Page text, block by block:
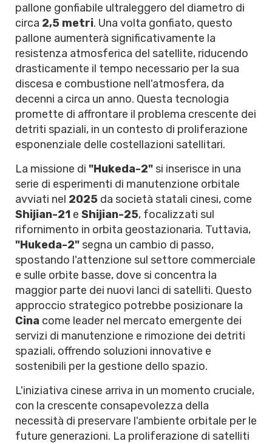
pallone gonfiabile ultraleggero del diametro di
circa 2,5 metri. Una volta gonfiato, questo
pallone aumenterà significativamente la
resistenza atmosferica del satellite, riducendo
drasticamente il tempo necessario per la sua
discesa e combustione nell'atmosfera, da
decenni a circa un anno. Questa tecnologia
promette di affrontare il problema crescente dei
detriti spaziali, in un contesto di proliferazione
esponenziale delle costellazioni satellitari.
La missione di "Hukeda-2" si inserisce in una
serie di esperimenti di manutenzione orbitale
avviati nel 2025 da società statali cinesi, come
Shijian-21 e Shijian-25, focalizzati sul
rifornimento in orbita geostazionaria. Tuttavia,
"Hukeda-2" segna un cambio di passo,
spostando l'attenzione sul settore commerciale
e sulle orbite basse, dove si concentra la
maggior parte dei nuovi lanci di satelliti. Questo
approccio strategico potrebbe posizionare la
Cina come leader nel mercato emergente dei
servizi di manutenzione e rimozione dei detriti
spaziali, offrendo soluzioni innovative e
sostenibili per la gestione dello spazio.
L'iniziativa cinese arriva in un momento cruciale,
con la crescente consapevolezza della
necessità di preservare l'ambiente orbitale per le
future generazioni. La proliferazione di satelliti